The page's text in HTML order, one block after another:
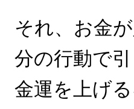
それ、お金
分の行動で
金運を上げ